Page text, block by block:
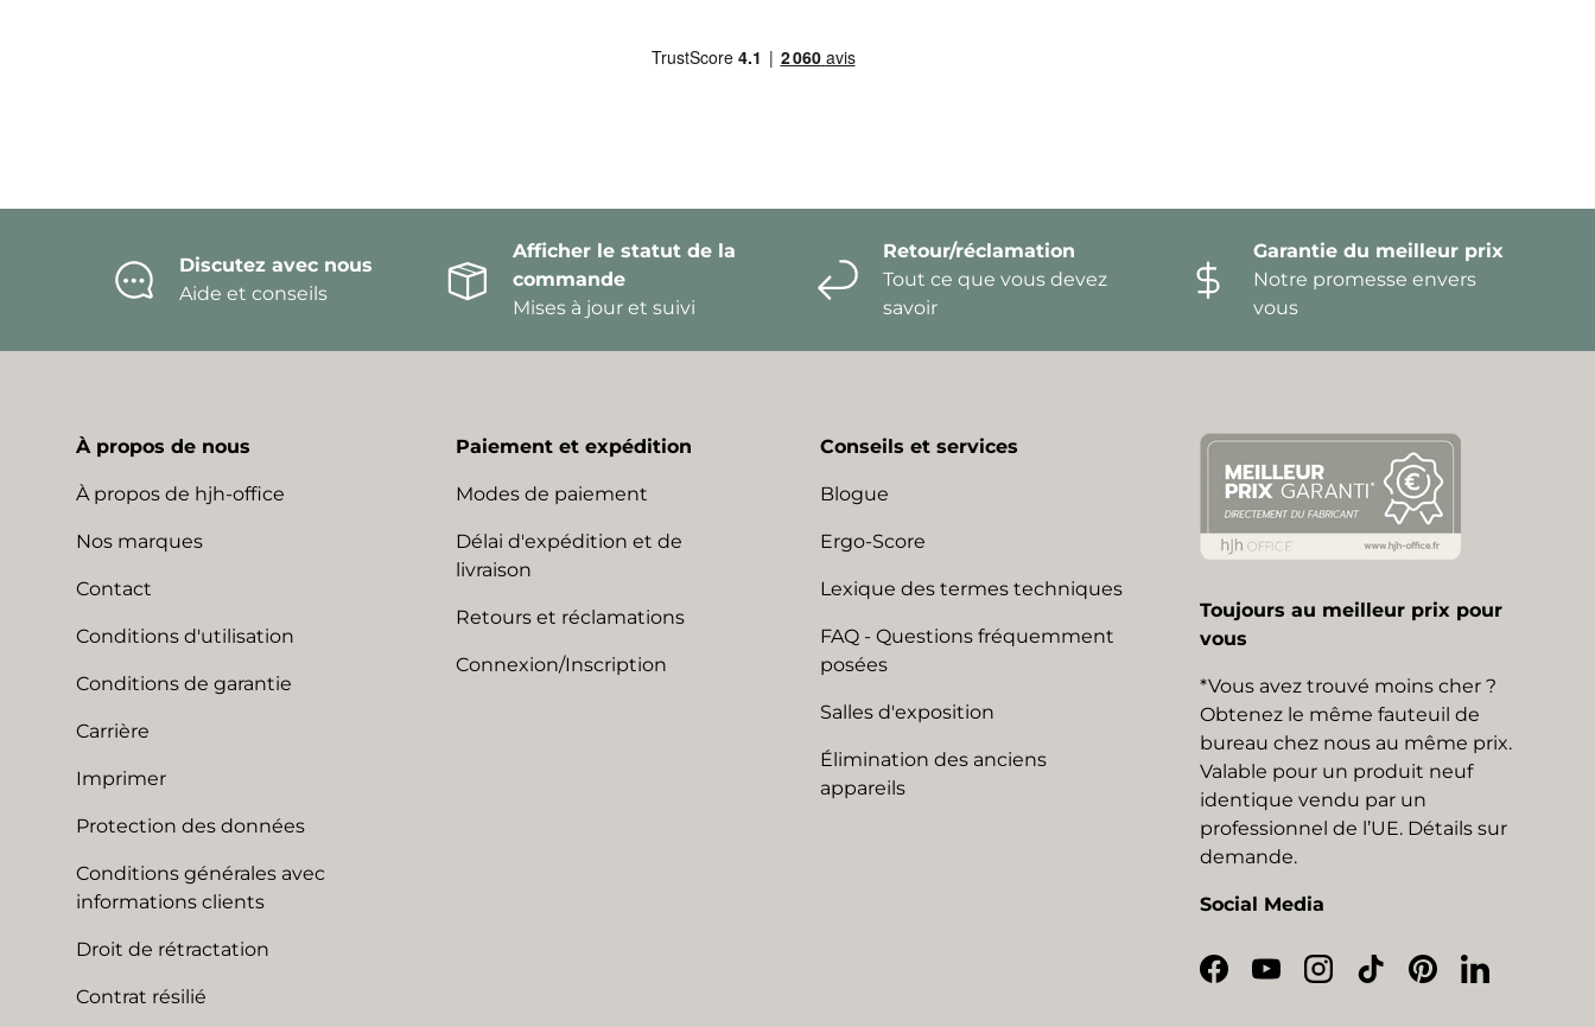
Discutez avec nous
Aide et conseils
Afficher le statut de la
commande
Mises à jour et suivi
Retour/réclamation
Tout ce que vous devez
savoir
Garantie du meilleur prix
Notre promesse envers
vous
À propos de nous
À propos de hjh-office
Nos marques
Contact
Conditions d'utilisation
Conditions de garantie
Carrière
Imprimer
Protection des données
Conditions générales avec
informations clients
Droit de rétractation
Contrat résilié
Paiement et expédition
Modes de paiement
Délai d'expédition et de
livraison
Retours et réclamations
Connexion/Inscription
Conseils et services
Blogue
Ergo-Score
Lexique des termes techniques
FAQ - Questions fréquemment
posées
Salles d'exposition
Élimination des anciens
appareils
Toujours au meilleur prix pour
vous
*Vous avez trouvé moins cher ?
Obtenez le même fauteuil de
bureau chez nous au même prix.
Valable pour un produit neuf
identique vendu par un
professionnel de l’UE. Détails sur
demande.
Social Media
Facebook
YouTubeInstagram
TikTokPinterestLinkedIn